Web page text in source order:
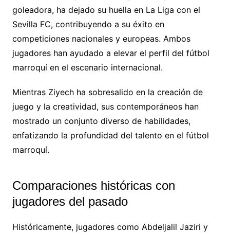
goleadora, ha dejado su huella en La Liga con el
Sevilla FC, contribuyendo a su éxito en
competiciones nacionales y europeas. Ambos
jugadores han ayudado a elevar el perfil del fútbol
marroquí en el escenario internacional.
Mientras Ziyech ha sobresalido en la creación de
juego y la creatividad, sus contemporáneos han
mostrado un conjunto diverso de habilidades,
enfatizando la profundidad del talento en el fútbol
marroquí.
Comparaciones históricas con
jugadores del pasado
Históricamente, jugadores como Abdeljalil Jaziri y